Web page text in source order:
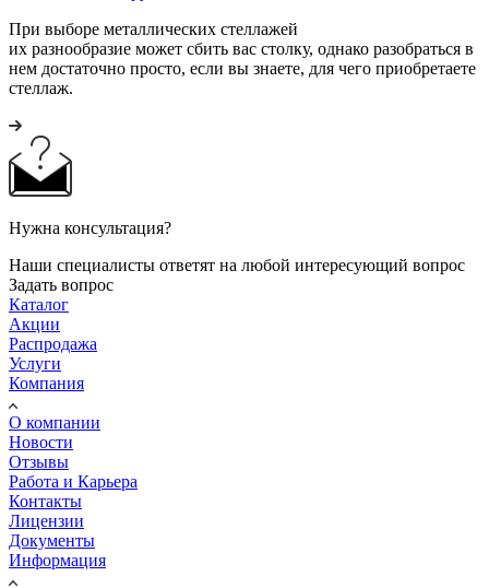
При выборе металлических стеллажей
их разнообразие может сбить вас столку, однако разобраться в
нем достаточно просто, если вы знаете, для чего приобретаете
стеллаж.
Нужна консультация?
Наши специалисты ответят на любой интересующий вопрос
Задать вопрос
Каталог
Акции
Распродажа
Услуги
Компания
О компании
Новости
Отзывы
Работа и Карьера
Контакты
Лицензии
Документы
Информация